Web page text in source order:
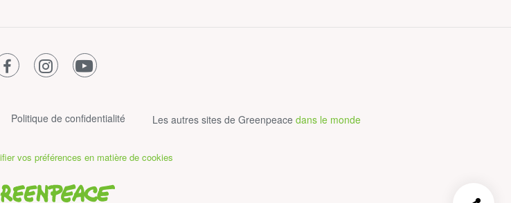
facebookinstagramyoutube
Politique de confidentialité Les autres sites de Greenpeace dans le monde
vos préférences en matière de cookies
Greenpeace